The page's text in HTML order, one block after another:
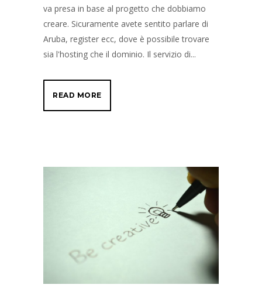
va presa in base al progetto che dobbiamo
creare. Sicuramente avete sentito parlare di
Aruba, register ecc, dove è possibile trovare
sia l'hosting che il dominio. Il servizio di...
READ MORE